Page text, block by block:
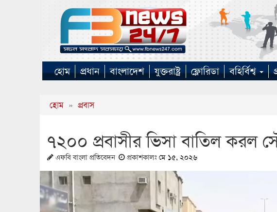
হোম প্রধান বাংলাদেশ যুক্তরাষ্ট্র ফ্লোরিডা বহির্বিশ্ব
হোম » প্রবাস
৭২০০ প্রবাসীর ভিসা বাতিল করল
এফবি বাংলা প্রতিবেদন প্রকাশকালঃ মে ১৫, ২০২৬